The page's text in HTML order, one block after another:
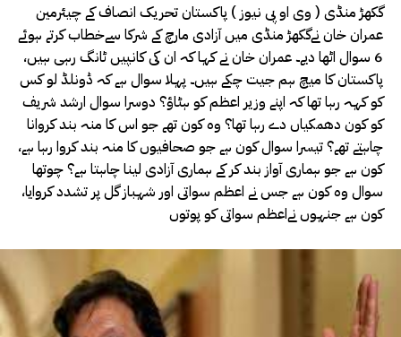
گکھڑ منڈی ( وی او پی نیوز ) پاکستان تحریک انصاف کے چیئرمین
عمران خان نےگکھڑ منڈی میں آزادی مارچ کے شرکا سےخطاب کرتے ہوئے
6 سوال اٹھا دیے۔ عمران خان نے کہا کہ ان کی کانپیں ٹانگ رہی ہیں،
پاکستان کا میچ ہم جیت چکے ہیں۔ پہلا سوال ہے کہ ڈونلڈ لو کس
کو کہہ رہا تھا کہ اپنے وزیر اعظم کو ہٹاؤ؟ دوسرا سوال ارشد شریف
کو کون دھمکیاں دے رہا تھا؟ وہ کون تھے جو اس کا منہ بند کروانا
چاہتے تھے؟ تیسرا سوال کون ہے جو صحافیوں کا منہ بند کروا رہا ہے،
کون ہے جو ہماری آواز بند کر کے ہماری آزادی لینا چاہتا ہے؟ چوتھا
سوال وہ کون ہے جس نے اعظم سواتی اور شہباز گل پر تشدد کروایا،
کون ہے جنہوں نےاعظم سواتی کو پوتوں